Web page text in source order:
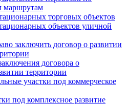
маршрутам
торговых объектов
объектов уличной
заключить договор о развитии
договора о
территории
участки под коммерческое
под комплексное развитие